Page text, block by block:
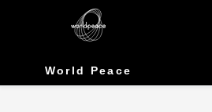
World Peace